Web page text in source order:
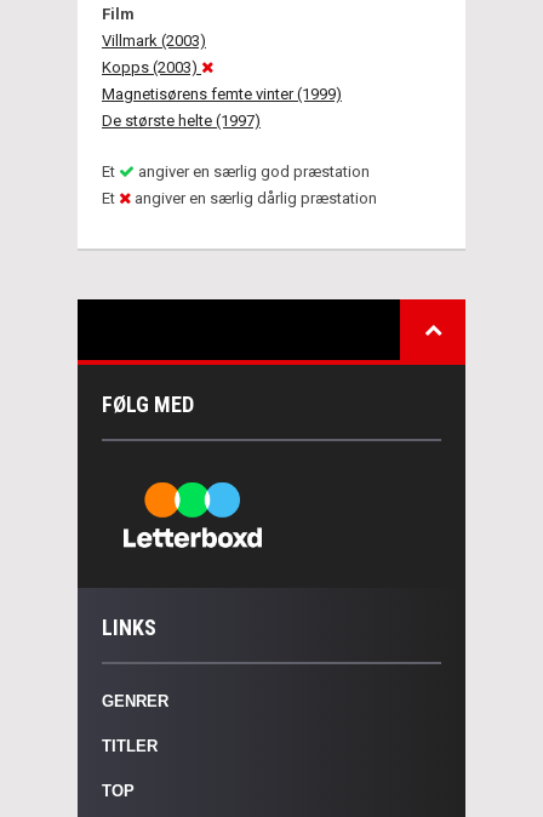
Film
Villmark (2003)
Kopps (2003)
Magnetisørens femte vinter (1999)
De største helte (1997)
Et
angiver en særlig god præstation
Et
angiver en særlig dårlig præstation
FØLG MED
LINKS
GENRER
TITLER
TOP